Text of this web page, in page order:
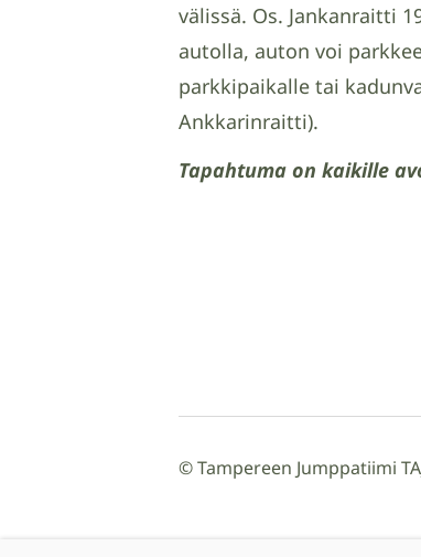
välissä. Os. Jankanraitti
autolla, auton voi
parkkipaikalle tai
Ankkarinraitti).
Tapahtuma on kaikille
©Tampereen Jumppatiimi